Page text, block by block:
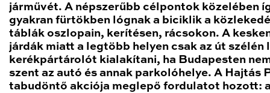
járművét. A népszerűbb célpontok közelében
gyakran fürtökben lógnak a biciklik a
táblák oszlopain, kerítésen, rácsokon. A
járdák miatt a legtöbb helyen csak az út szélén
kerékpártárolót kialakítani, ha Budapesten
szent az autó és annak parkolóhelye. A Hajtás
tabudöntő akciója meglepő fordulatot hozott: